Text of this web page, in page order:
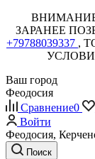
ЗАРАНЕЕ
+79788039337 ,
Ваш город
Феодосия
Сравнение0
Войти
Феодосия,
Поиск